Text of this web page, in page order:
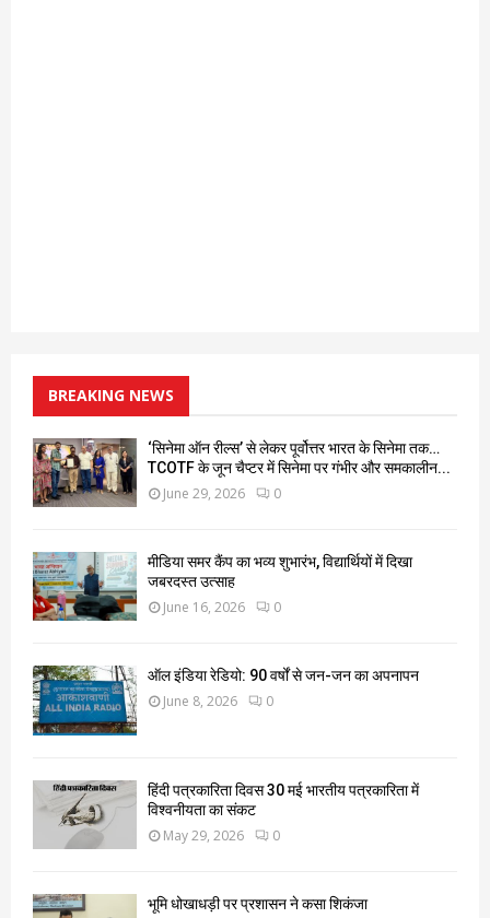
BREAKING NEWS
‘सिनेमा ऑन रील्स’ से लेकर पूर्वोत्तर भारत के सिनेमा तक…
TCOTF के जून चैप्टर में सिनेमा पर गंभीर और समकालीन...
June 29, 2026 0
मीडिया समर कैंप का भव्य शुभारंभ, विद्यार्थियों में दिखा
जबरदस्त उत्साह
June 16, 2026 0
ऑल इंडिया रेडियो: 90 वर्षों से जन-जन का अपनापन
June 8, 2026 0
हिंदी पत्रकारिता दिवस 30 मई भारतीय पत्रकारिता में
विश्वनीयता का संकट
May 29, 2026 0
भूमि धोखाधड़ी पर प्रशासन ने कसा शिकंजा